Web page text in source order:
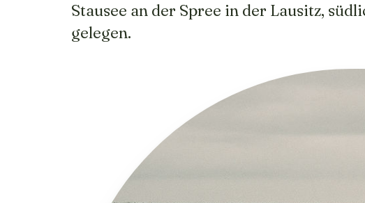
Stausee an der Spree in der Lausitz,
gelegen.